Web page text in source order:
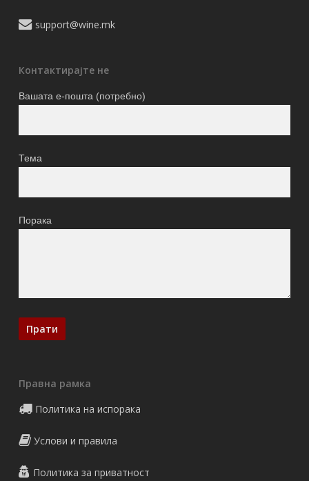
support@wine.mk
Контактирајте не
Вашата е-пошта (потребно)
Тема
Порака
Правна рамка
Политика на испорака
Услови и правила
Политика за приватност